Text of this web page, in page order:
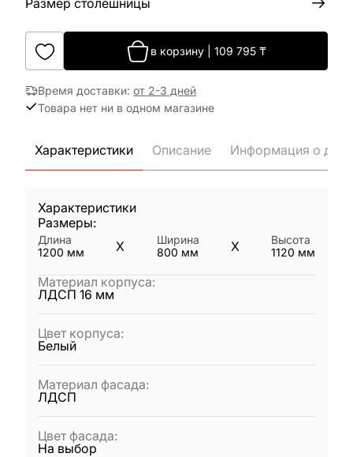
Размер столешницы
в корзину 109 795 ₸
Время доставки: от 2-3 дней
Товара нет ни в одном магазине
Характеристики Описание Информация о
Характеристики
Размеры:
Длина
1200 мм X
Ширина
800 мм X
Высота
1120 мм
Материал корпуса:
ЛДСП 16 мм
Цвет корпуса:
Белый
Материал фасада:
ЛДСП
Цвет фасада:
На выбор